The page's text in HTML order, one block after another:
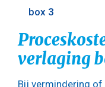
box 3
verlaging
Bij vermindering of